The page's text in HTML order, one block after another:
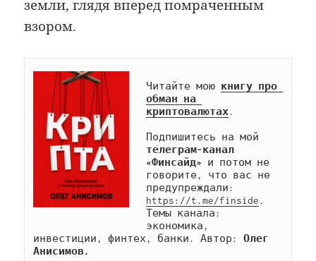
земли, глядя вперед помраченным
взором.
Читайте мою книгу про
обман на
криптовалютах .
телеграм-канал
«Финсайд» и потом не
говорите, что вас не
https://t.me/finside .
Темы канала:
экономика,
инвестиции, финтех, банки. Автор: Олег
Анисимов.